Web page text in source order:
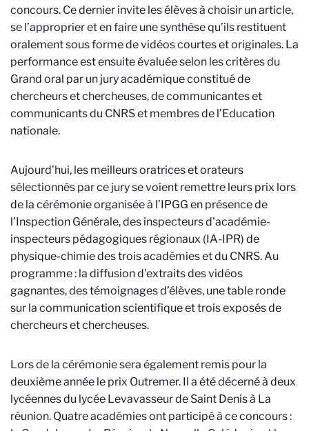
concours. Ce dernier invite les élèves à choisir un article,
se l’approprier et en faire une synthèse qu’ils restituent
oralement sous forme de vidéos courtes et originales. La
performance est ensuite évaluée selon les critères du
Grand oral par un jury académique constitué de
chercheurs et chercheuses, de communicantes et
communicants du CNRS et membres de l’Education
nationale.
Aujourd’hui, les meilleurs oratrices et orateurs
sélectionnés par ce jury se voient remettre leurs prix lors
de la cérémonie organisée à l’IPGG en présence de
l’Inspection Générale, des inspecteurs d'académie-
inspecteurs pédagogiques régionaux (IA-IPR) de
physique-chimie des trois académies et du CNRS. Au
programme : la diffusion d’extraits des vidéos
gagnantes, des témoignages d’élèves, une table ronde
sur la communication scientifique et trois exposés de
chercheurs et chercheuses.
Lors de la cérémonie sera également remis pour la
deuxième année le prix Outremer. Il a été décerné à deux
lycéennes du lycée Levavasseur de Saint Denis à La
réunion. Quatre académies ont participé à ce concours :